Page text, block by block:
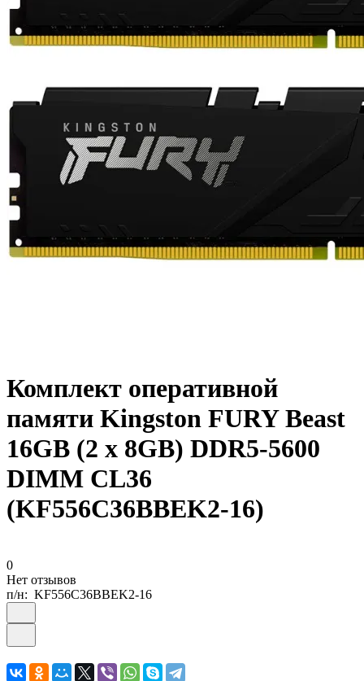
Комплект оперативной
памяти Kingston FURY Beast
16GB (2 x 8GB) DDR5-5600
DIMM CL36
(KF556C36BBEK2-16)
0
Нет отзывов
п/н: KF556C36BBEK2-16